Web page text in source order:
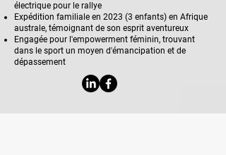
électrique pour le rallye
Expédition familiale en 2023 (3 enfants) en Afrique
australe, témoignant de son esprit aventureux
Engagée pour l'empowerment féminin, trouvant
dans le sport un moyen d'émancipation et de
dépassement